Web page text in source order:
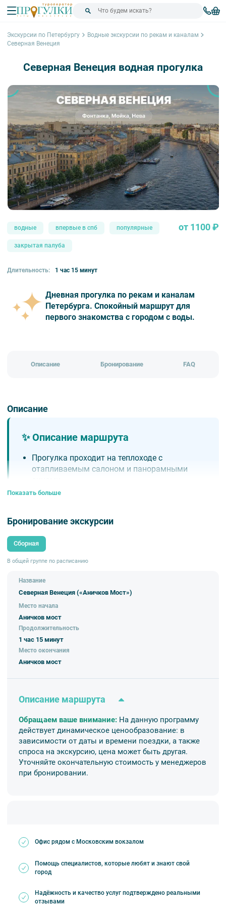
Экскурсии по Петербургу
Водные экскурсии по рекам и каналам
Северная Венеция
Северная Венеция водная прогулка
водные впервые в спб популярные
закрытая палуба
от 1100 ₽
Длительность: 1 час 15 минут
Дневная прогулка по рекам и каналам
Петербурга. Спокойный маршрут для
первого знакомства с городом с воды.
Описание Бронирование FAQ
Описание
✨ Описание маршрута
Прогулка проходит на теплоходе с
отапливаемым салоном и панорамными
Экскурсионный маршрут «Северная
среди наших пассажиров. Это самый
насыщенный маршрут по историческому
центру Петербурга, который прекрасно
передаёт неповторимую атмосферу
Во время экскурсии вы не только
познакомитесь с историей Санкт-Петербурга,
но и узнаете много интересных легенд, новых
фактов и увидите самые известные дворцы и
мосты с воды.
Дневная прогулка «Северная Венеция» лучше
всего подходит для первого знакомства с
Санкт-Петербургом.
«Дворцовая пристань» Дворцовая наб, д.
36;
«Аничков мост» Наб. реки Фонтанки, д. 25-
27;
«Мост Ломоносова» наб. р. Фонтанки, д.64;
❗ Обратите внимание
Если вы не видите рейсы на сегодня,
возможно, из-за высокого уровня воды
Судоходная компания не несёт
Показать больше
Бронирование экскурсии
Сборная
В общей группе по расписанию
Название
Северная Венеция («Аничков Мост»)
Место начала
Аничков мост
Продолжительность
1 час 15 минут
Место окончания
Аничков мост
Описание маршрута
Обращаем ваше внимание: На данную программу
действует динамическое ценообразование: в
зависимости от даты и времени поездки, а также
спроса на экскурсию, цена может быть другая.
Уточняйте окончательную стоимость у менеджеров
при бронировании.
Офис рядом с Московским вокзалом
Помощь специалистов, которые любят и знают свой
город
Надёжность и качество услуг подтверждено реальными
отзывами